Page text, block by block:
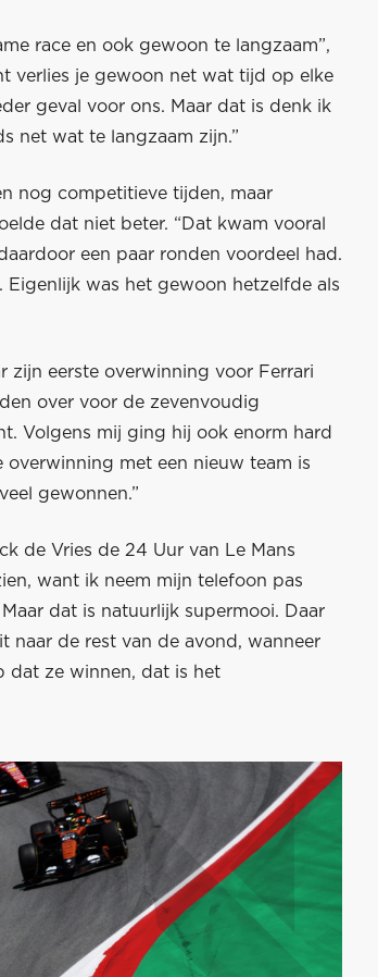
race en ook gewoon te langzaam”,
verlies je gewoon net wat tijd op elke
geval voor ons. Maar dat is denk ik
net wat te langzaam zijn.”
nog competitieve tijden, maar
dat niet beter. “Dat kwam vooral
een paar ronden voordeel had.
was het gewoon hetzelfde als
zijn eerste overwinning voor Ferrari
over voor de zevenvoudig
Volgens mij ging hij ook enorm hard
overwinning met een nieuw team is
gewonnen.”
de Vries de 24 Uur van Le Mans
want ik neem mijn telefoon pas
dat is natuurlijk supermooi. Daar
naar de rest van de avond, wanneer
dat ze winnen, dat is het